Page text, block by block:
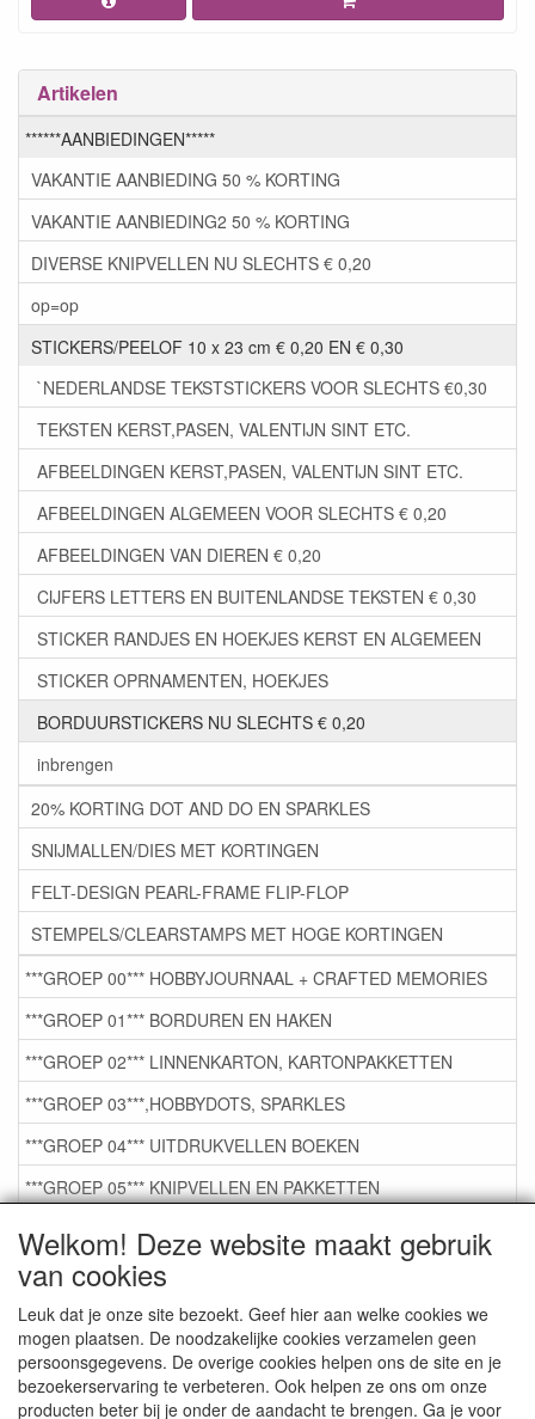
Welkom! Deze website maakt gebruik
van cookies
Leuk dat je onze site bezoekt. Geef hier aan welke cookies we
mogen plaatsen. De noodzakelijke cookies verzamelen geen
persoonsgegevens. De overige cookies helpen ons de site en je
bezoekerservaring te verbeteren. Ook helpen ze ons om onze
producten beter bij je onder de aandacht te brengen. Ga je voor
Artikelen
******AANBIEDINGEN*****
VAKANTIE AANBIEDING 50 % KORTING
VAKANTIE AANBIEDING2 50 % KORTING
DIVERSE KNIPVELLEN NU SLECHTS € 0,20
op=op
STICKERS/PEELOF 10 x 23 cm € 0,20 EN € 0,30
`NEDERLANDSE TEKSTSTICKERS VOOR SLECHTS €0,30
TEKSTEN KERST,PASEN, VALENTIJN SINT ETC.
AFBEELDINGEN KERST,PASEN, VALENTIJN SINT ETC.
AFBEELDINGEN ALGEMEEN VOOR SLECHTS € 0,20
AFBEELDINGEN VAN DIEREN € 0,20
CIJFERS LETTERS EN BUITENLANDSE TEKSTEN € 0,30
STICKER RANDJES EN HOEKJES KERST EN ALGEMEEN
STICKER OPRNAMENTEN, HOEKJES
BORDUURSTICKERS NU SLECHTS € 0,20
inbrengen
20% KORTING DOT AND DO EN SPARKLES
SNIJMALLEN/DIES MET KORTINGEN
FELT-DESIGN PEARL-FRAME FLIP-FLOP
STEMPELS/CLEARSTAMPS MET HOGE KORTINGEN
***GROEP 00*** HOBBYJOURNAAL + CRAFTED MEMORIES
***GROEP 01*** BORDUREN EN HAKEN
***GROEP 02*** LINNENKARTON, KARTONPAKKETTEN
***GROEP 03***,HOBBYDOTS, SPARKLES
***GROEP 04*** UITDRUKVELLEN BOEKEN
***GROEP 05*** KNIPVELLEN EN PAKKETTEN
***GROEP 06*** TAPE/LIJM SNIJMALLEN STEMPELS
***GROEP 07*** KAARTEN +SCRAP TOEBEHOREN
***GROEP 08*** TEKENEN EN KLEUREN, GELPEN,MARKER
***GROEP 09*** KRALEN EN TOEBEHOREN
***GROEP 10*** WENSKAARTEN MET ENV. €0,75